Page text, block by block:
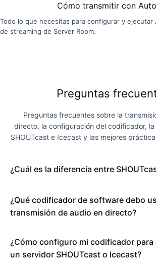
Cómo transmitir con
Todo lo que necesitas para configurar y ejecutar
de streaming de Server Room.
Preguntas
Preguntas frecuentes sobre la
directo, la configuración del codificador,
SHOUTcast e Icecast y las mejores
¿Cuál es la diferencia entre
¿Qué codificador de software debo
transmisión de audio en directo?
¿Cómo configuro mi codificador para
un servidor SHOUTcast o Icecast?